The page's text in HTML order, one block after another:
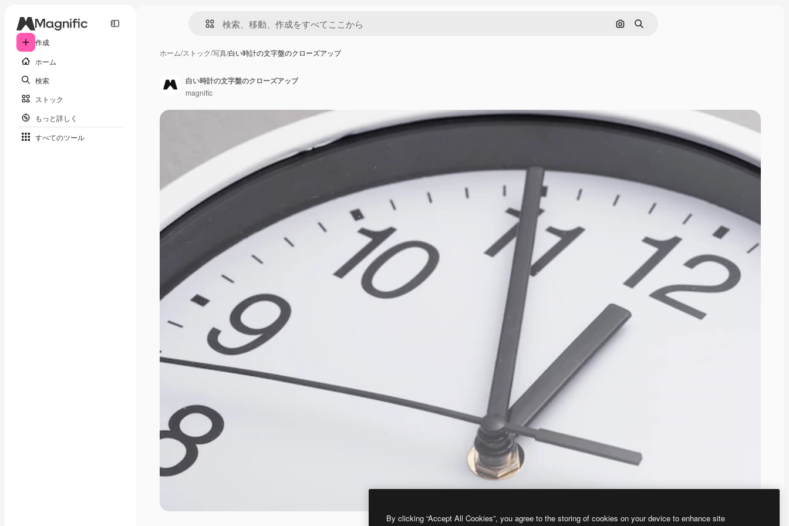
作成
ホーム
検索
ストック
もっと詳しく
すべてのツール
画像で検索
検索
ホーム/ストック/写真/白い時計の文字盤のクローズアップ
白い時計の文字盤のクローズアップ
magnific
By clicking “Accept All Cookies”, you agree to the storing of cookies on your device to enhance site